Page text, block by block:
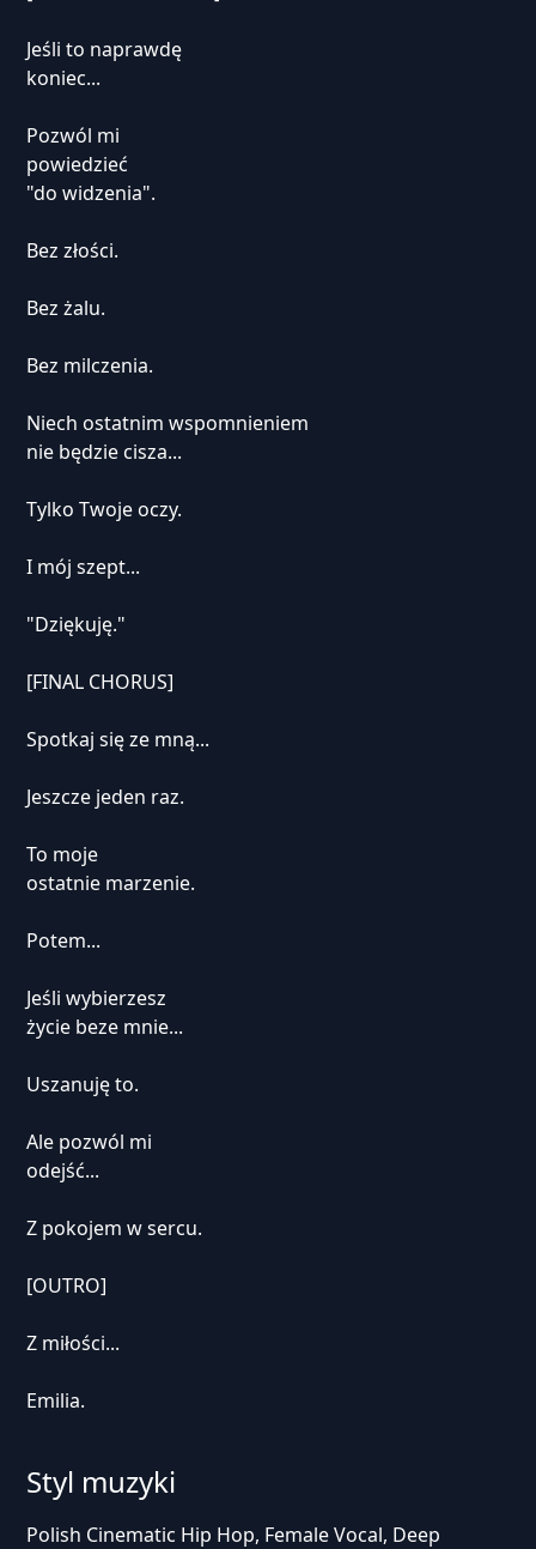
Jeśli to naprawdę
koniec...
Pozwól mi
powiedzieć
"do widzenia".
Bez złości.
Bez żalu.
Bez milczenia.
Niech ostatnim wspomnieniem
nie będzie cisza...
Tylko Twoje oczy.
I mój szept...
"Dziękuję."
[FINAL CHORUS]
Spotkaj się ze mną...
Jeszcze jeden raz.
To moje
ostatnie marzenie.
Potem...
Jeśli wybierzesz
życie beze mnie...
Uszanuję to.
Ale pozwól mi
odejść...
Z pokojem w sercu.
[OUTRO]
Z miłości...
Emilia.
Styl muzyki
Polish Cinematic Hip Hop, Female Vocal, Deep